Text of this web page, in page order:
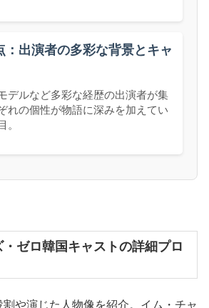
：出演者の多彩な背景とキャ
デルなど多彩な経歴の出演者が集
れの個性が物語に深みを加えてい
。
ゼロ韓国キャストの詳細プロ
や演じた人物像を紹介。イム・チャ